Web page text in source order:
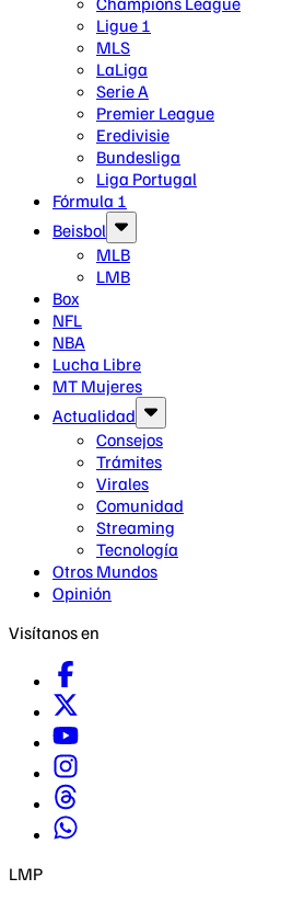
Ligue 1
MLS
LaLiga
Serie A
Premier League
Eredivisie
Bundesliga
Liga Portugal
Fórmula 1
Beisbol
MLB
LMB
Box
NFL
NBA
Lucha Libre
MT Mujeres
Actualidad
Consejos
Trámites
Virales
Comunidad
Streaming
Tecnología
Otros Mundos
Opinión
Visítanos en
LMP